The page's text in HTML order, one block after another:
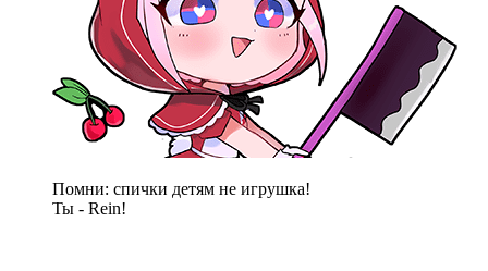
Помни: спички детям не игрушка!
Ты - Rein!